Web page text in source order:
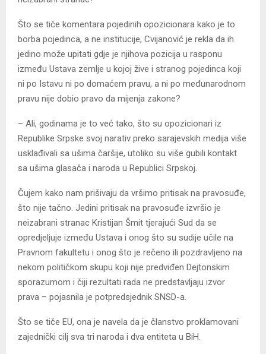
Što se tiče komentara pojedinih opozicionara kako je to
borba pojedinca, a ne institucije, Cvijanović je rekla da ih
jedino može upitati gdje je njihova pozicija u rasponu
između Ustava zemlje u kojoj žive i stranog pojedinca koji
ni po Istavu ni po domaćem pravu, a ni po međunarodnom
pravu nije dobio pravo da mijenja zakone?
– Ali, godinama je to već tako, što su opozicionari iz
Republike Srpske svoj narativ preko sarajevskih medija više
usklađivali sa ušima čaršije, utoliko su više gubili kontakt
sa ušima glasača i naroda u Republici Srpskoj.
Čujem kako nam prišivaju da vršimo pritisak na pravosuđe,
što nije tačno. Јedini pritisak na pravosuđe izvršio je
neizabrani stranac Kristijan Šmit tjerajući Sud da se
opredjeljuje između Ustava i onog što su sudije učile na
Pravnom fakultetu i onog što je rečeno ili pozdravljeno na
nekom političkom skupu koji nije predviđen Dejtonskim
sporazumom i čiji rezultati rada ne predstavljaju izvor
prava – pojasnila je potpredsjednik SNSD-a.
Što se tiče EU, ona je navela da je članstvo proklamovani
zajednički cilj sva tri naroda i dva entiteta u BiH.